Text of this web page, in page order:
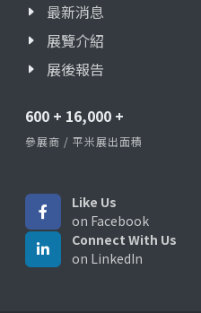
最新消息
展覽介紹
展後報告
600 + 16,000 +
參展商 / 平米展出面積
Like Us
on Facebook
Connect With Us
on LinkedIn